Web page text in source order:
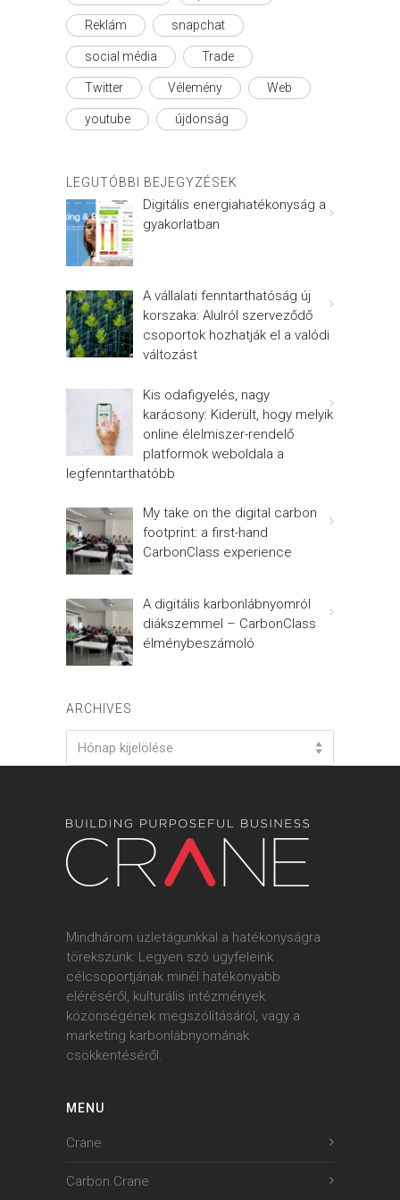
Reklám snapchat
social média Trade
Twitter Vélemény Web
youtube újdonság
LEGUTÓBBI BEJEGYZÉSEK
Digitális energiahatékonyság a
gyakorlatban
A vállalati fenntarthatóság új
korszaka: Alulról szerveződő
csoportok hozhatják el a valódi
változást
Kis odafigyelés, nagy
karácsony: Kiderült, hogy melyik
online élelmiszer-rendelő
platformok weboldala a
legfenntarthatóbb
My take on the digital carbon
footprint: a first-hand
CarbonClass experience
A digitális karbonlábnyomról
diákszemmel – CarbonClass
élménybeszámoló
ARCHIVES
Hónap kijelölése
Mindhárom üzletágunkkal a hatékonyságra
törekszünk: Legyen szó ügyfeleink
célcsoportjának minél hatékonyabb
eléréséről, kulturális intézmények
közönségének megszólításáról, vagy a
marketing karbonlábnyomának
csökkentéséről.
MENU
Crane
Carbon.Crane